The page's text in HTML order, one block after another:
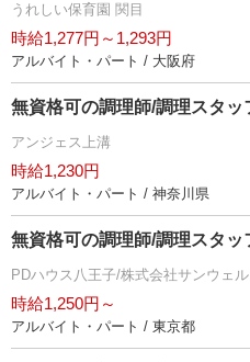
うれしい保育園 関目
時給1,277円～1,293円
アルバイト・パート / 大阪府
無資格可の調理師/調理スタッ
アンジェス上溝
時給1,230円
アルバイト・パート / 神奈川県
無資格可の調理師/調理スタッ
PDハウス八王子/株式会社サンウェ
時給1,250円～
アルバイト・パート / 東京都